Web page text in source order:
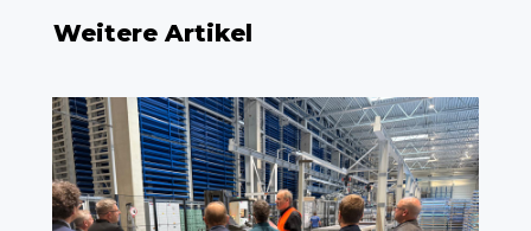
Weitere Artikel